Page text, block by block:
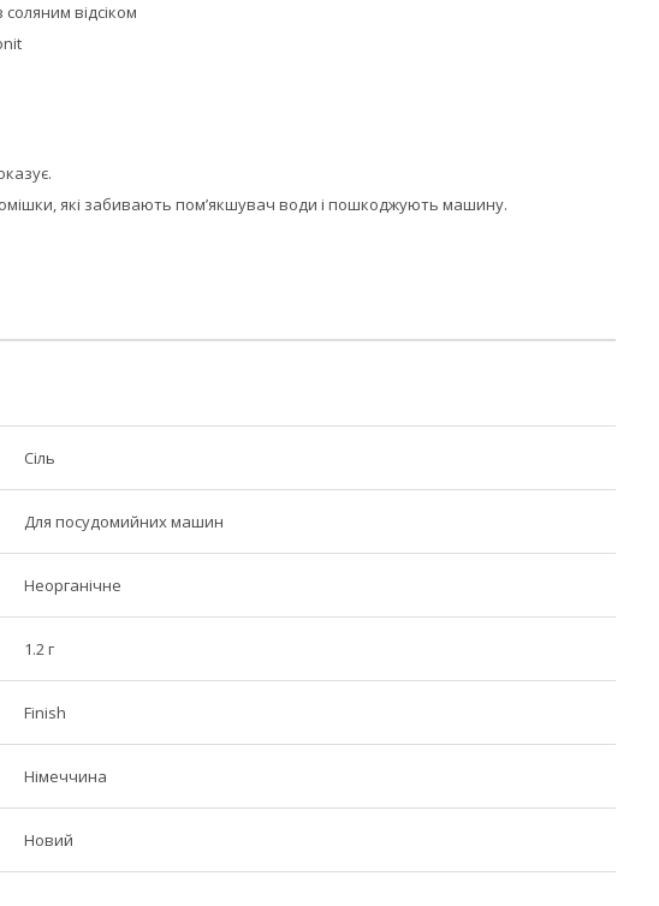
відсіком
які забивають пом’якшувач води і пошкоджують машину.
Сіль
Для посудомийних машин
Неорганічне
1.2 г
Finish
Німеччина
Новий